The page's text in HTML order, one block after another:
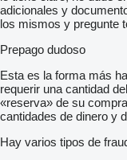
adicionales y
los mismos y pregunte
Prepago dudoso
Esta es la forma más
requerir una cantidad
«reserva» de su
cantidades de dinero y
Hay varios tipos de